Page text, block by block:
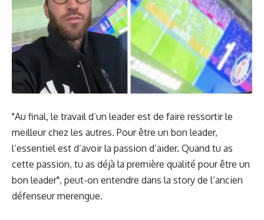
"Au final, le travail d’un leader est de faire ressortir le
meilleur chez les autres. Pour être un bon leader,
l’essentiel est d’avoir la passion d’aider. Quand tu as
cette passion, tu as déjà la première qualité pour être un
bon leader", peut-on entendre dans la story de l’ancien
défenseur merengue.